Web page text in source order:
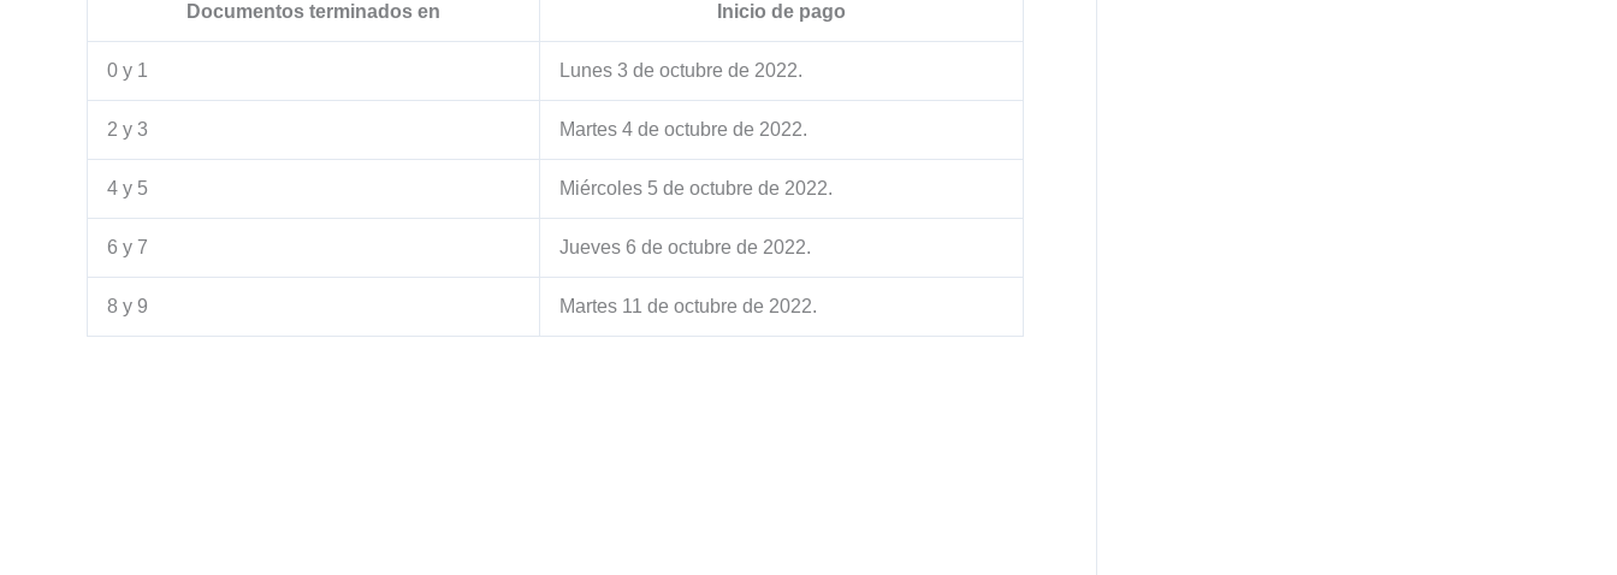
Documentos terminados en Inicio de pago
0 y 1 Lunes 3 de octubre de 2022.
2 y 3 Martes 4 de octubre de 2022.
4 y 5 Miércoles 5 de octubre de 2022.
6 y 7 Jueves 6 de octubre de 2022.
8 y 9 Martes 11 de octubre de 2022.